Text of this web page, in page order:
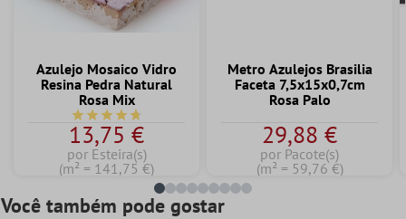
Azulejo Mosaico Vidro
Resina Pedra Natural
Rosa Mix
Classificação média de 4.7 de 5 estrelas
13,75 €
por Esteira(s)
(m² = 141,75 €)
Metro Azulejos Brasilia
Faceta 7,5x15x0,7cm
Rosa Palo
29,88 €
por Pacote(s)
(m² = 59,76 €)
Você também pode gostar